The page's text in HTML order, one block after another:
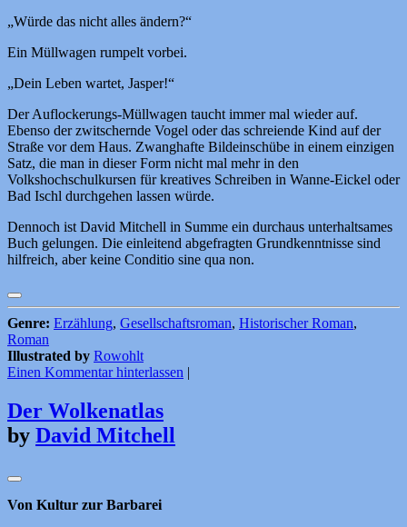
„Würde das nicht alles ändern?“
Ein Müllwagen rumpelt vorbei.
„Dein Leben wartet, Jasper!“
Der Auflockerungs-Müllwagen taucht immer mal wieder auf.
Ebenso der zwitschernde Vogel oder das schreiende Kind auf der
Straße vor dem Haus. Zwanghafte Bildeinschübe in einem einzigen
Satz, die man in dieser Form nicht mal mehr in den
Volkshochschulkursen für kreatives Schreiben in Wanne-Eickel oder
Bad Ischl durchgehen lassen würde.
Dennoch ist David Mitchell in Summe ein durchaus unterhaltsames
Buch gelungen. Die einleitend abgefragten Grundkenntnisse sind
hilfreich, aber keine Conditio sine qua non.
Genre: Erzählung, Gesellschaftsroman, Historischer Roman,
Roman
Illustrated by Rowohlt
Einen Kommentar hinterlassen
Der Wolkenatlas
by David Mitchell
Von Kultur zur Barbarei